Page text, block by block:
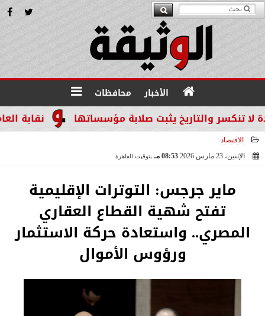
الأخبار محافظات
نقابة والتاريخ يثبت صلابة مؤسساتها
الاقتصاد
الإثنين، 23 مارس 2026
08:53 مـ بتوقيت القاهرة
ماير جرجس: التوترات الإقليمية
تفتح شهية القطاع العقاري
المصري.. واستعادة حركة الاستثمار
ورؤوس الأموال